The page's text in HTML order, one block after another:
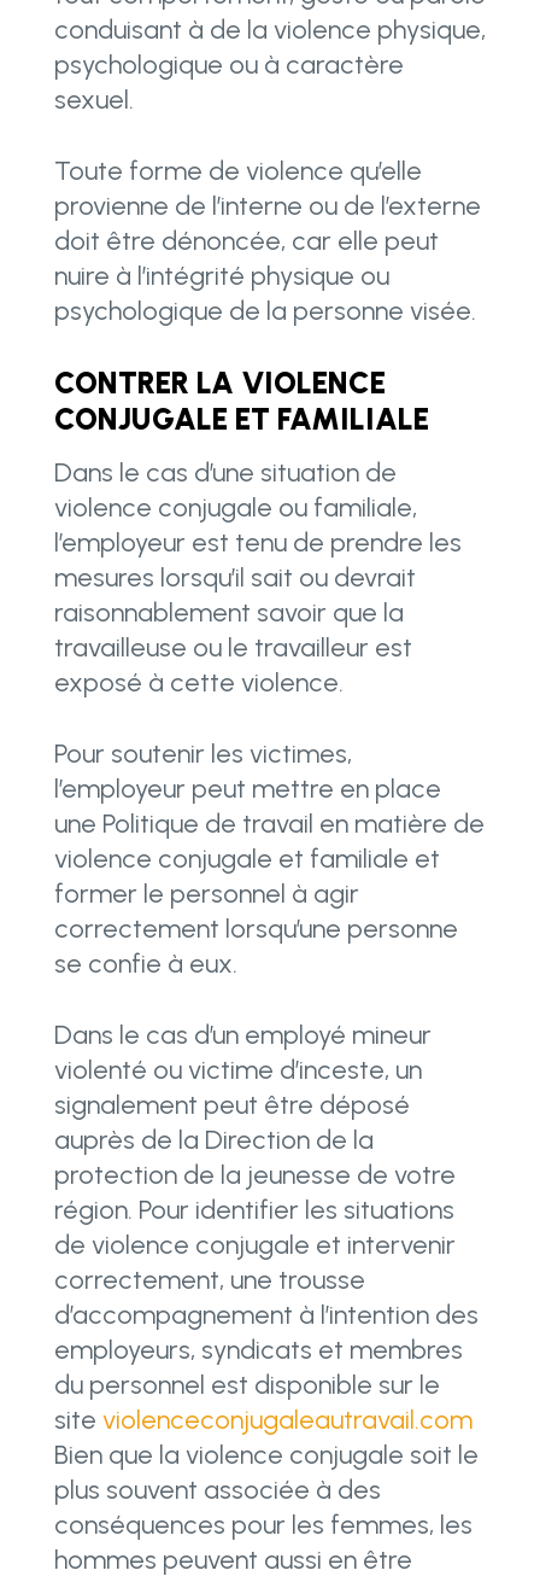
conduisant à de la violence physique,
psychologique ou à caractère
sexuel.
Toute forme de violence qu’elle
provienne de l’interne ou de l’externe
doit être dénoncée, car elle peut
nuire à l’intégrité physique ou
psychologique de la personne visée.
CONTRER LA VIOLENCE
CONJUGALE ET FAMILIALE
Dans le cas d’une situation de
violence conjugale ou familiale,
l’employeur est tenu de prendre les
mesures lorsqu’il sait ou devrait
raisonnablement savoir que la
travailleuse ou le travailleur est
exposé à cette violence.
Pour soutenir les victimes,
l’employeur peut mettre en place
une Politique de travail en matière de
violence conjugale et familiale et
former le personnel à agir
correctement lorsqu’une personne
se confie à eux.
Dans le cas d’un employé mineur
violenté ou victime d’inceste, un
signalement peut être déposé
auprès de la Direction de la
protection de la jeunesse de votre
région. Pour identifier les situations
de violence conjugale et intervenir
correctement, une trousse
d’accompagnement à l’intention des
employeurs, syndicats et membres
du personnel est disponible sur le
site violenceconjugaleautravail.com
Bien que la violence conjugale soit le
plus souvent associée à des
conséquences pour les femmes, les
hommes peuvent aussi en être